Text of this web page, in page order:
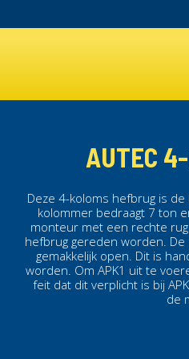
AUTEC
Deze 4-koloms hefbrug is de
kolommer bedraagt 7 ton
monteur met een rechte
hefbrug gereden worden.
gemakkelijk open. Dit is
worden. Om APK1 uit te
feit dat dit verplicht is bij
de